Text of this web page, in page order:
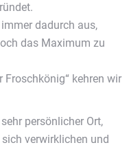
dadurch aus,
das Maximum zu
Froschkönig“ kehren wir
persönlicher Ort,
verwirklichen und